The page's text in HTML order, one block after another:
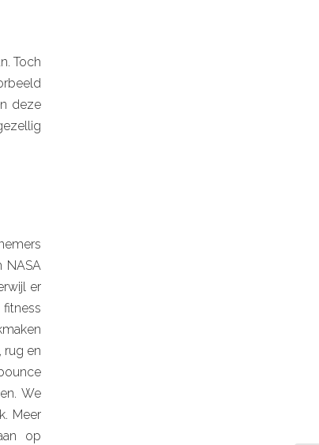
Toch
deze
NASA
er
rug en
We
Meer
op